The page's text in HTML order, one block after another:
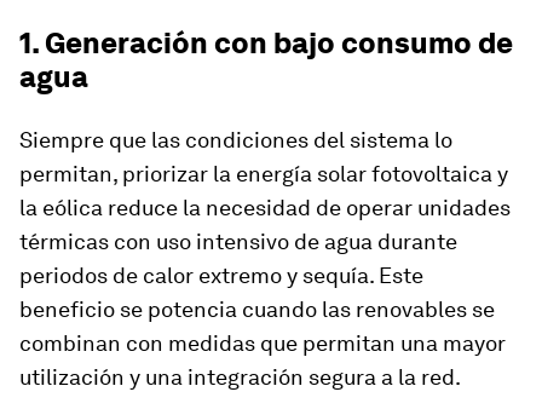
1. Generación con bajo consumo de
agua
Siempre que las condiciones del sistema lo
permitan, priorizar la energía solar fotovoltaica y
la eólica reduce la necesidad de operar unidades
térmicas con uso intensivo de agua durante
periodos de calor extremo y sequía. Este
beneficio se potencia cuando las renovables se
combinan con medidas que permitan una mayor
utilización y una integración segura a la red.